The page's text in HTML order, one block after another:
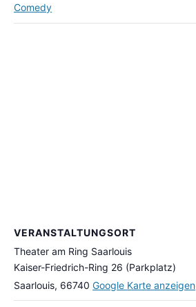
Comedy
VERANSTALTUNGSORT
Theater am Ring Saarlouis
Kaiser-Friedrich-Ring 26 (Parkplatz)
Saarlouis, 66740 Google Karte anzeigen